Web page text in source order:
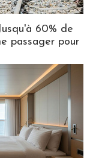
60% de
passager pour